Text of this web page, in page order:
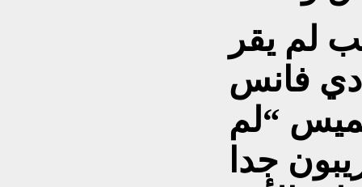
لم يقر
فانس
“لم
جدا